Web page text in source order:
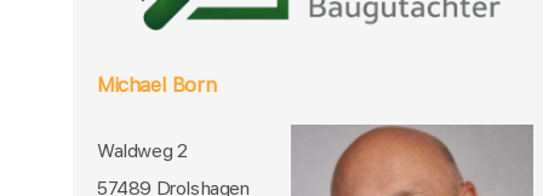
Michael Born
Waldweg 2
57489 Drolshagen